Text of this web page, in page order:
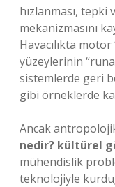
hızlanması,
mekanizmasını
Havacılıkta
yüzeylerinin
sistemlerde geri
gibi örneklerde
Ancak
nedir? kültürel
mühendislik
teknolojiyle